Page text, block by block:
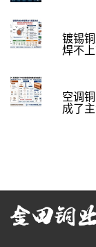
镀锡
焊不上
空调
成了